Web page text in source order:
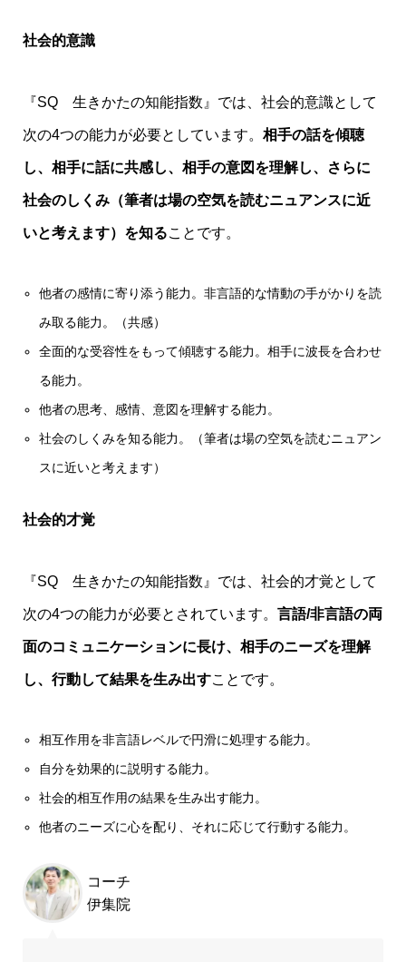
社会的意識
『SQ 生きかたの知能指数』では、社会的意識として
次の4つの能力が必要としています。 相手の話を傾聴
し、相手に話に共感し、相手の意図を理解し、さらに
社会のしくみ（筆者は場の空気を読むニュアンスに近
いと考えます）を知ることです。
他者の感情に寄り添う能力。非言語的な情動の手がかりを読
み取る能力。（共感）
全面的な受容性をもって傾聴する能力。相手に波長を合わせ
る能力。
他者の思考、感情、意図を理解する能力。
社会のしくみを知る能力。（筆者は場の空気を読むニュアン
スに近いと考えます）
社会的才覚
『SQ 生きかたの知能指数』では、社会的才覚として
次の4つの能力が必要とされています。 言語/非言語の両
面のコミュニケーションに長け、相手のニーズを理解
し、行動して結果を生み出すことです。
相互作用を非言語レベルで円滑に処理する能力。
自分を効果的に説明する能力。
社会的相互作用の結果を生み出す能力。
他者のニーズに心を配り、それに応じて行動する能力。
コーチ
伊集院